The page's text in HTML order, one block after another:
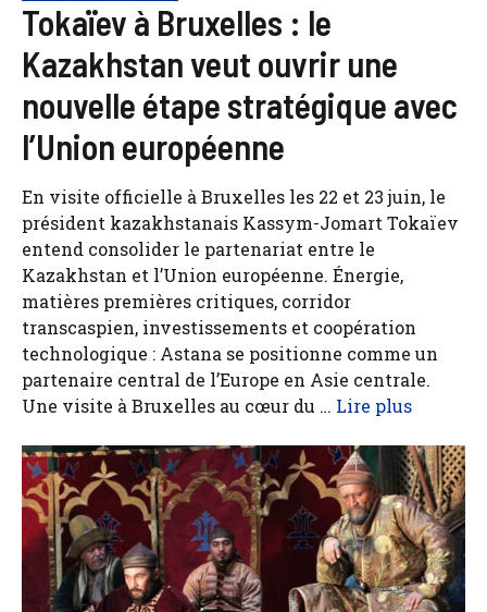
Tokaïev à Bruxelles : le
Kazakhstan veut ouvrir une
nouvelle étape stratégique avec
l’Union européenne
En visite officielle à Bruxelles les 22 et 23 juin, le
président kazakhstanais Kassym-Jomart Tokaïev
entend consolider le partenariat entre le
Kazakhstan et l’Union européenne. Énergie,
matières premières critiques, corridor
transcaspien, investissements et coopération
technologique : Astana se positionne comme un
partenaire central de l’Europe en Asie centrale.
Une visite à Bruxelles au cœur du … Lire plus